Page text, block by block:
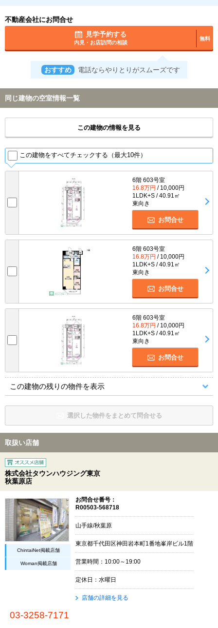
不動産会社にお問合せ
見学予約する
内見・お店訪問の相談
無料
おすすめ 電話ならやりとりがスムーズです
同じ建物の空室情報一覧
この建物の情報を見る
この建物をすべてチェックする（最大10件）
6階 603号室
16.8万円 / 10,000円
1LDK+S / 40.91㎡
東向き
お問合せ
6階 603号室
16.8万円 / 10,000円
1LDK+S / 40.91㎡
東向き
お問合せ
6階 603号室
16.8万円 / 10,000円
1LDK+S / 40.91㎡
東向き
お問合せ
この建物の残りの物件を表示
選択した物件をまとめて問合せる
取扱い店舗
株式会社タウンハウジング東京
秋葉原店
ChintaiNet掲載店舗
Woman掲載店舗
お問合せ番号：
R00503-568718
山手線/秋葉原
東京都千代田区神田岩本町1番地峯岸ビル1階
営業時間：10:00～19:00
定休日：水曜日
店舗の詳細を見る
03-3258-7171